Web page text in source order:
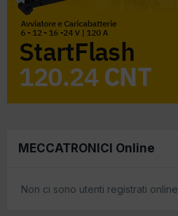
MECCATRONICI Online
Non ci sono utenti registrati online